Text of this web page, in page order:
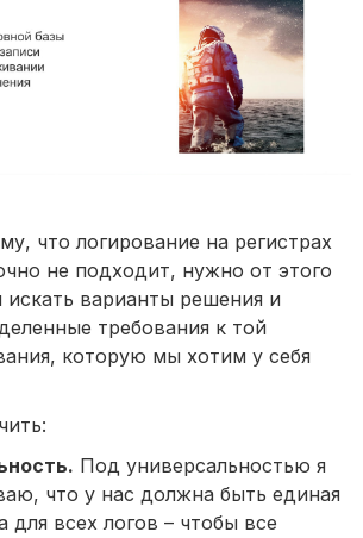
что логирование на регистрах
не подходит, нужно от этого
искать варианты решения и
требования к той
которую мы хотим у себя
Под универсальностью я
что у нас должна быть единая
для всех логов – чтобы все